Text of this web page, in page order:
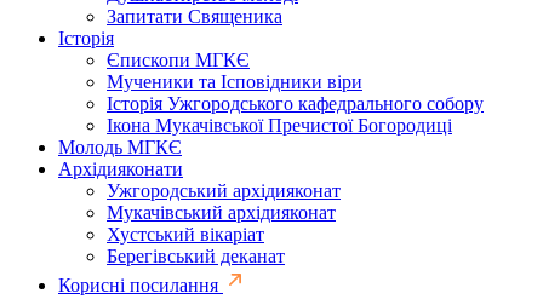
Запитати Священика
Історія
Єпископи МГКЄ
Мученики та Ісповідники віри
Історія Ужгородського кафедрального собору
Ікона Мукачівської Пречистої Богородиці
Молодь МГКЄ
Архідияконати
Ужгородський архідияконат
Мукачівський архідияконат
Хустський вікаріат
Берегівський деканат
Корисні посилання